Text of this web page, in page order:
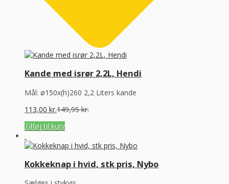
Kande med isrør 2,2L, Hendi
Mål: ø150x(h)260 2,2 Liters kande
113,00 kr.149,95kr.
Tilføj til kurv
Kokkeknap i hvid, stk pris, Nybo